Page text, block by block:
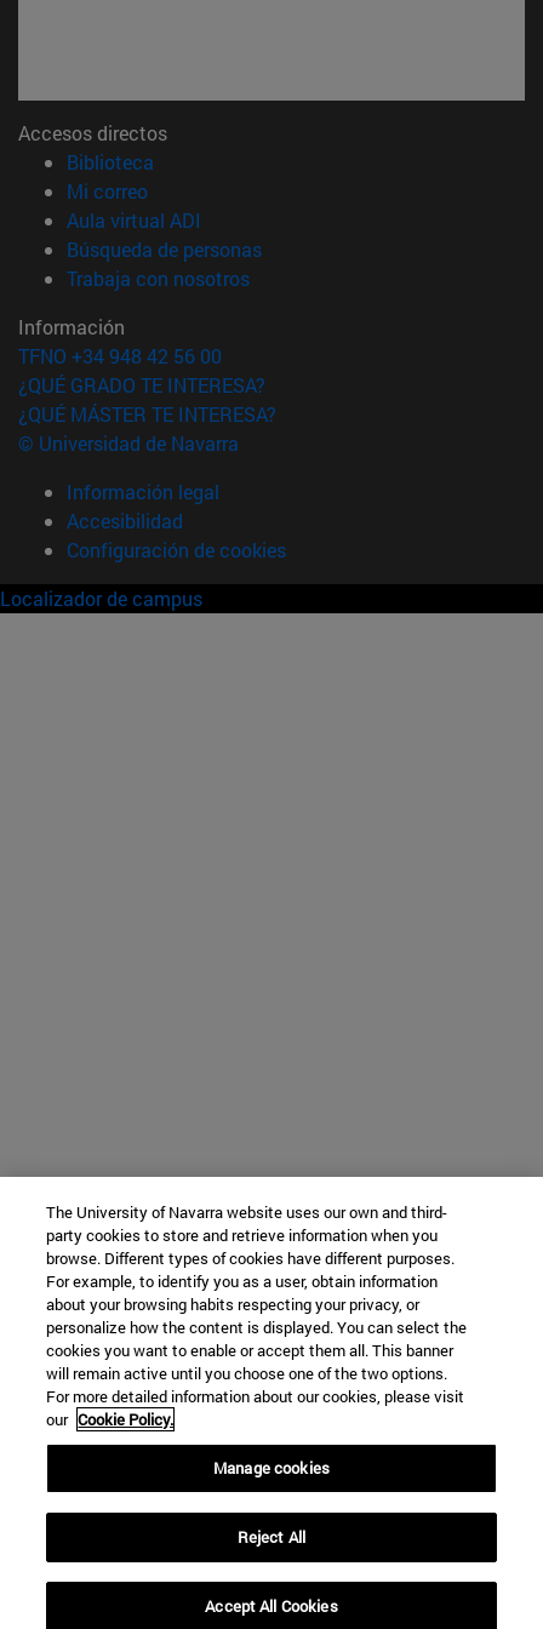
Accesos directos
Biblioteca
Mi correo(abre en nueva ventana)
Aula virtual ADI
Búsqueda de personas(abre en nueva ventana)
Trabaja con nosotros(abre en nueva ventana)
Información
TFNO +34 948 42 56 00
¿QUÉ GRADO TE INTERESA?
¿QUÉ MÁSTER TE INTERESA?
© Universidad de Navarra
Información legal
Accesibilidad
Configuración de cookies
Localizador de campus
The University of Navarra website uses our own and third-
party cookies to store and retrieve information when you
browse. Different types of cookies have different purposes.
For example, to identify you as a user, obtain information
about your browsing habits respecting your privacy, or
personalize how the content is displayed. You can select the
cookies you want to enable or accept them all. This banner
will remain active until you choose one of the two options.
For more detailed information about our cookies, please visit
our Cookie Policy.
Manage cookies
Reject All
Accept All Cookies